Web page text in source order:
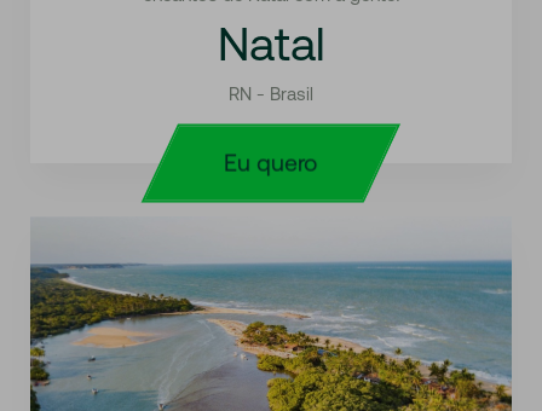
Natal
RN - Brasil
Eu quero